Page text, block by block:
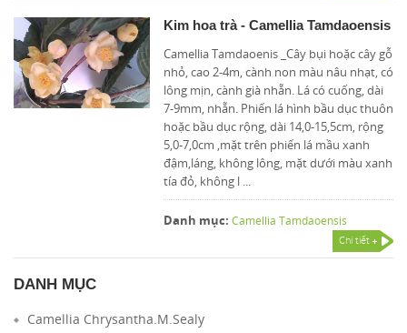
Kim hoa trà - Camellia Tamdaoensis
Camellia Tamdaoenis _Cây bụi hoặc cây gỗ
nhỏ, cao 2-4m, cành non màu nâu nhạt, có
lông mịn, cành già nhẵn. Lá có cuống, dài
7-9mm, nhẵn. Phiến lá hình bầu dục thuôn
hoặc bầu dục rộng, dài 14,0-15,5cm, rộng
5,0-7,0cm ,mặt trên phiến lá mầu xanh
đậm,láng, không lông, mặt dưới màu xanh
tía đỏ, không l ...
Danh mục: Camellia Tamdaoensis
Chi tiết
DANH MỤC
Camellia Chrysantha.M.Sealy